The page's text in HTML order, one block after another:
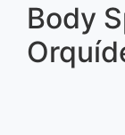
Body